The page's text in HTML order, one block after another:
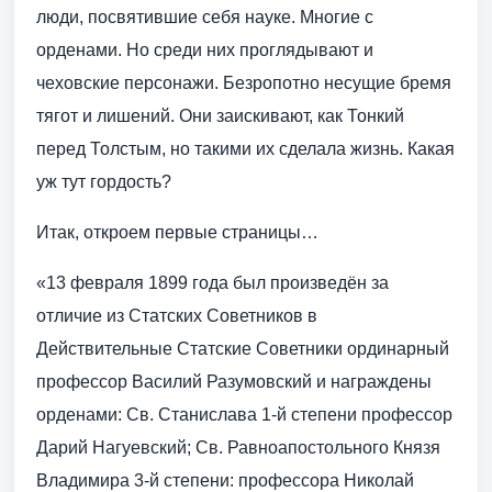
люди, посвятившие себя науке. Многие с
орденами. Но среди них проглядывают и
чеховские персонажи. Безропотно несущие бремя
тягот и лишений. Они заискивают, как Тонкий
перед Толстым, но такими их сделала жизнь. Какая
уж тут гордость?
Итак, откроем первые страницы…
«13 февраля 1899 года был произведён за
отличие из Статских Советников в
Действительные Статские Советники ординарный
профессор Василий Разумовский и награждены
орденами: Св. Станислава 1-й степени профессор
Дарий Нагуевский; Св. Равноапостольного Князя
Владимира 3-й степени: профессора Николай